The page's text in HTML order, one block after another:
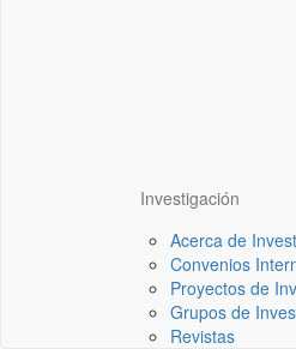
Investigación
Acerca de
Convenios
Proyectos de
Grupos de
Revistas